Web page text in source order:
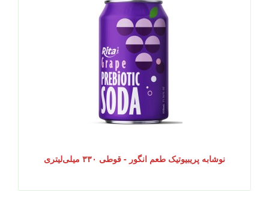
نوشابه پریبیوتیک طعم انگور - قوطی ۳۳۰ میلی‌لیتری